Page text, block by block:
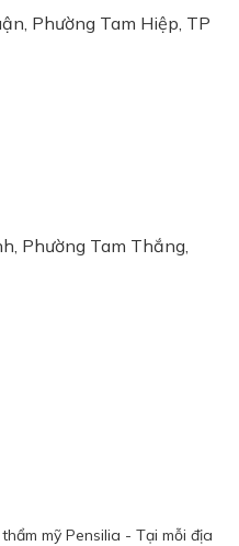
Phường Tam Hiệp, TP
Phường Tam Thắng,
mỹ Pensilia - Tại mỗi địa